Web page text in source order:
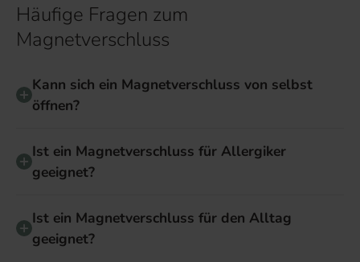
Häufige Fragen zum
Magnetverschluss
Kann sich ein Magnetverschluss von selbst
öffnen?
Ist ein Magnetverschluss für Allergiker
geeignet?
Ist ein Magnetverschluss für den Alltag
geeignet?